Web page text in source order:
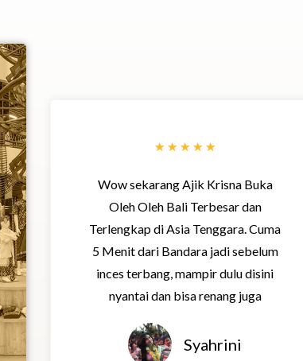
★ ★ ★ ★ ★
t
e
d
5
o
u
Wow sekarang Ajik Krisna Buka
Oleh Oleh Bali Terbesar dan
Terlengkap di Asia Tenggara. Cuma
5 Menit dari Bandara jadi sebelum
inces terbang, mampir dulu disini
nyantai dan bisa renang juga
Syahrini